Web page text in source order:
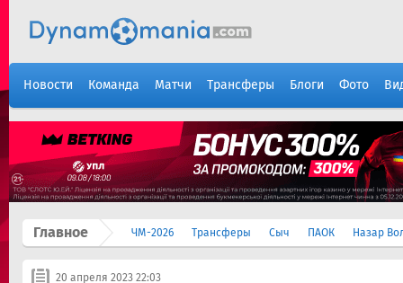
Новости Команда Матчи Трансферы Блоги Фото
Главное ЧМ-2026 Трансферы Сыч ПАОК Назар
20 апреля 2023 22:03